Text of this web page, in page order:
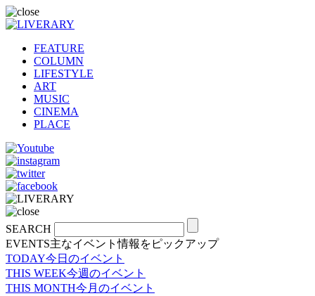
FEATURE
COLUMN
LIFESTYLE
ART
MUSIC
CINEMA
PLACE
SEARCH
EVENTS主なイベント情報をピックアップ
TODAY今日のイベント
THIS WEEK今週のイベント
THIS MONTH今月のイベント